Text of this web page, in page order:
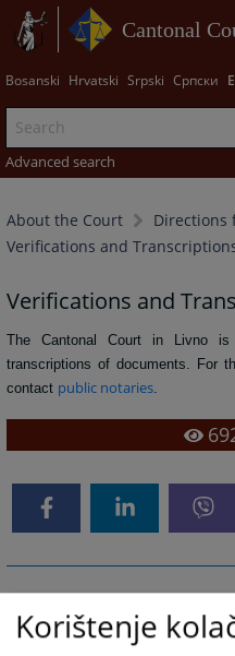
Cantonal
Bosanski Hrvatski Srpski Српски
Advanced search
About the Court
Directions
Verifications and
Verifications and
The Cantonal Court in Livno
transcriptions of documents. For
contact public notaries.
Korištenje